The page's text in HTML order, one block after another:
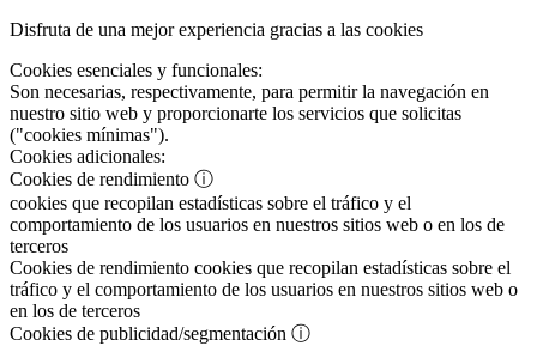
Disfruta de una mejor experiencia gracias a las cookies
Cookies esenciales y funcionales:
Son necesarias, respectivamente, para permitir la navegación en
nuestro sitio web y proporcionarte los servicios que solicitas
("cookies mínimas").
Cookies adicionales:
Cookies de rendimiento ⓘ
cookies que recopilan estadísticas sobre el tráfico y el
comportamiento de los usuarios en nuestros sitios web o en los de
terceros
Cookies de rendimiento cookies que recopilan estadísticas sobre el
tráfico y el comportamiento de los usuarios en nuestros sitios web o
en los de terceros
Cookies de publicidad/segmentación ⓘ